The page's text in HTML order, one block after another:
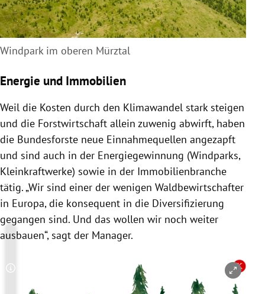
Windpark im oberen Mürztal
Energie und Immobilien
Weil die Kosten durch den Klimawandel stark steigen
und die Forstwirtschaft allein zuwenig abwirft, haben
die Bundesforste neue Einnahmequellen angezapft
und sind auch in der Energiegewinnung (Windparks,
Kleinkraftwerke) sowie in der Immobilienbranche
tätig. „Wir sind einer der wenigen Waldbewirtschafter
in Europa, die konsequent in die Diversifizierung
gegangen sind. Und das wollen wir noch weiter
ausbauen“, sagt der Manager.
Copyright-Hinweis öffnen/schließen